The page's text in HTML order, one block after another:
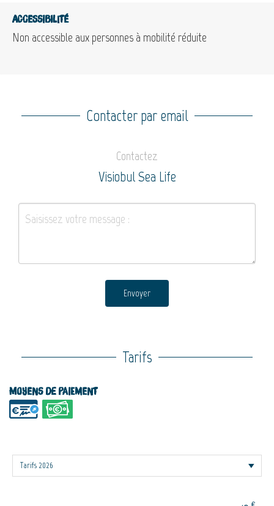
Accessibilité
Non accessible aux personnes à mobilité réduite
Contacter par email
Contactez
Visiobul Sea Life
Envoyer
Tarifs
Moyens de paiement